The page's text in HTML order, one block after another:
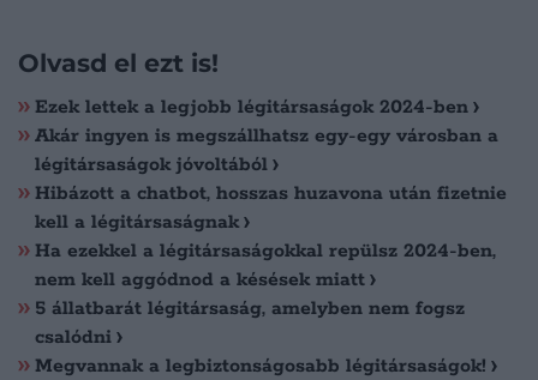
Olvasd el ezt is!
Ezek lettek a legjobb légitársaságok 2024-ben
Akár ingyen is megszállhatsz egy-egy városban a
légitársaságok jóvoltából
Hibázott a chatbot, hosszas huzavona után fizetnie
kell a légitársaságnak
Ha ezekkel a légitársaságokkal repülsz 2024-ben,
nem kell aggódnod a késések miatt
5 állatbarát légitársaság, amelyben nem fogsz
csalódni
Megvannak a legbiztonságosabb légitársaságok!